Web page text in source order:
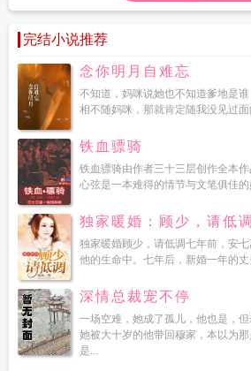
完结小说推荐
念你明月自难忘
不知道，妈咪说她也不知道爹地是
相不随妈咪，那就肯定随我没见过
铁血骠骑
铁血骠骑由作者三十三层创作全本
心弦是一本难得的情节与文笔俱佳
独家暖婚：顾少，请低调
独家暖婚顾少，请低调七年前，安
他的生命中。七年后，新婚一年的
深情总裁宠不停
一场空难，她成了孤儿，他也是，
她被大十岁的他带回穆家，本以为
是...